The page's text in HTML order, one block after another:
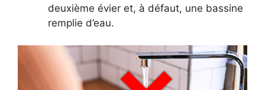
deuxième évier et, à défaut, une bassine
remplie d’eau.